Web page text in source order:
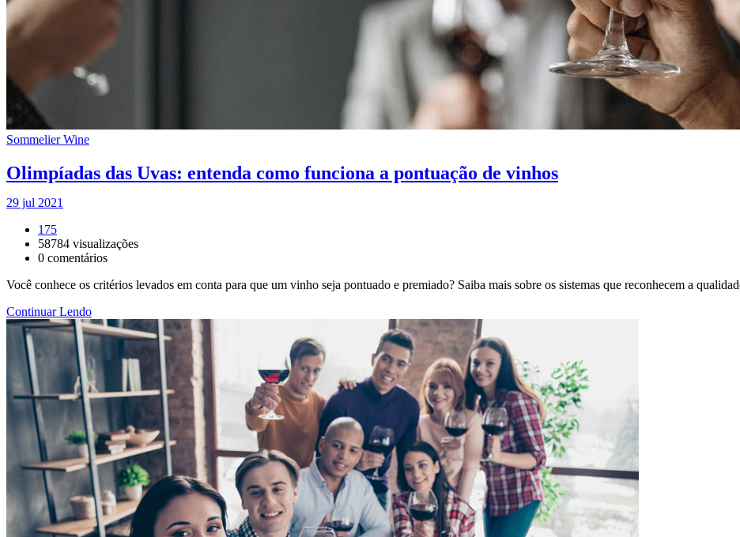
Sommelier Wine
Olimpíadas das Uvas: entenda como funciona a pontuação de vinhos
29 jul 2021
175
58784 visualizações
0 comentários
Você conhece os critérios levados em conta para que um vinho seja pontuado e premiado? Saiba mais sobre os sistemas que reconhecem a
Continuar Lendo